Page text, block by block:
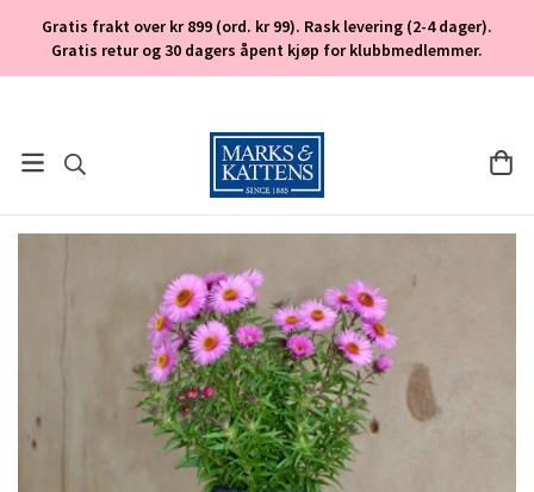
Gratis frakt over kr 899 (ord. kr 99). Rask levering (2-4 dager).
Gratis retur og 30 dagers åpent kjøp for klubbmedlemmer.